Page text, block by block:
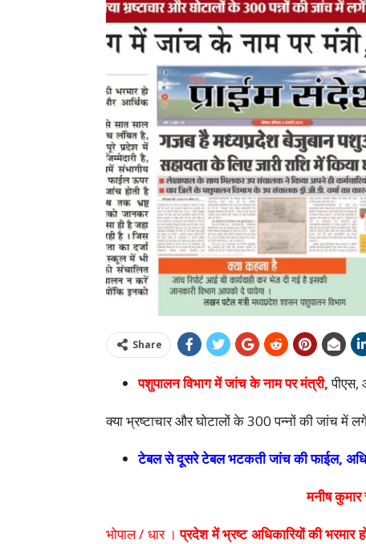
Share
पशुपालन विभाग में जांच के नाम पर मंत्री, पीएस,
क्या भ्रष्टाचार और घोटालों के 300 पन्नों की जांच में
टेबल से दूसरे टेबल भटकती जांच की फाईल,
मनीष
भोपाल / धार ।प्रदेश में भ्रष्ट अधिकारियों की